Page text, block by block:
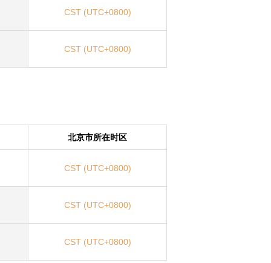
CST (UTC+0800)
CST (UTC+0800)
北京市所在时区
CST (UTC+0800)
CST (UTC+0800)
CST (UTC+0800)